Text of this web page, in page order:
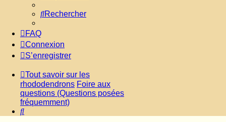
Rechercher
FAQ
Connexion
S’enregistrer
Tout savoir sur les
rhododendrons Foire aux
questions (Questions posées
fréquemment)
Rechercher